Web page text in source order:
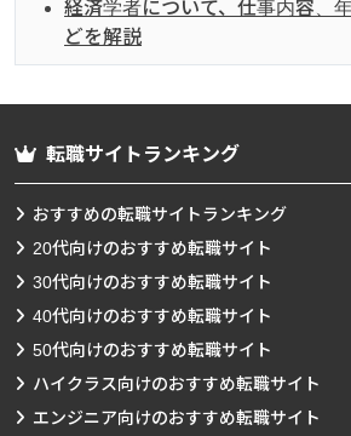
経済学者について、仕事内容、
どを解説
転職サイトランキング
おすすめの転職サイトランキング
20代向けのおすすめ転職サイト
30代向けのおすすめ転職サイト
40代向けのおすすめ転職サイト
50代向けのおすすめ転職サイト
ハイクラス向けのおすすめ転職サイト
エンジニア向けのおすすめ転職サイト